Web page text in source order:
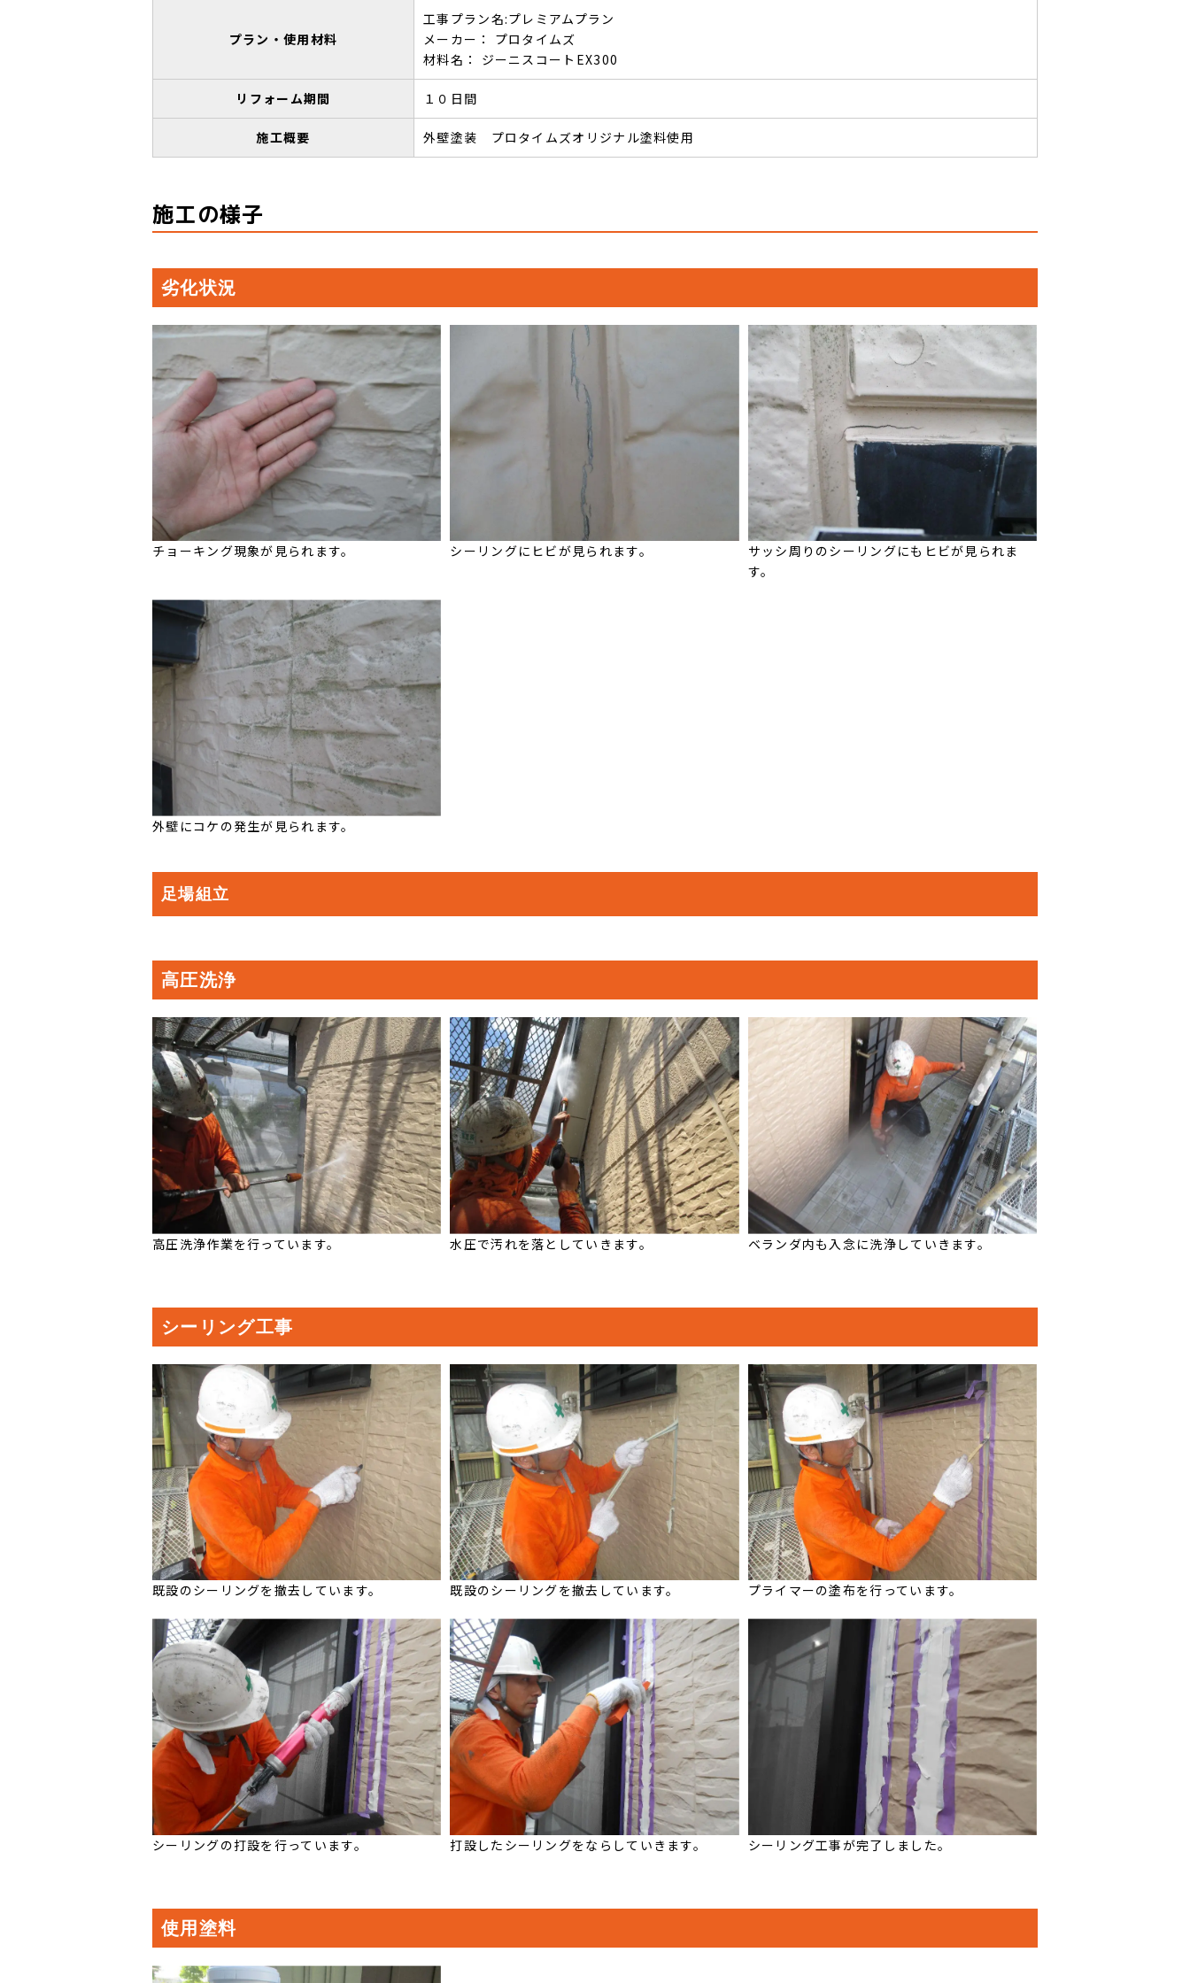
プラン・使用材料
工事プラン名:プレミアムプラン
メーカー： プロタイムズ
材料名： ジーニスコートEX300
リフォーム期間 １０日間
施工概要 外壁塗装 プロタイムズオリジナル塗料使用
施工の様子
劣化状況
チョーキング現象が見られます。 シーリングにヒビが見られます。
サッシ周りのシーリングにもヒビが見られま
す。
外壁にコケの発生が見られます。
足場組立
高圧洗浄
高圧洗浄作業を行っています。 水圧で汚れを落としていきます。 ベランダ内も入念に洗浄していきます。
シーリング工事
既設のシーリングを撤去しています。 既設のシーリングを撤去しています。 プライマーの塗布を行っています。
シーリングの打設を行っています。 打設したシーリングをならしていきます。 シーリング工事が完了しました。
使用塗料